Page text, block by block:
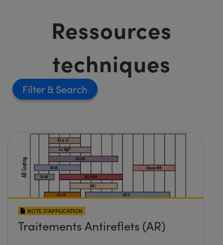
Ressources
techniques
Filter
NOTE D’APPLICATION
Traitements Antireflets (AR)